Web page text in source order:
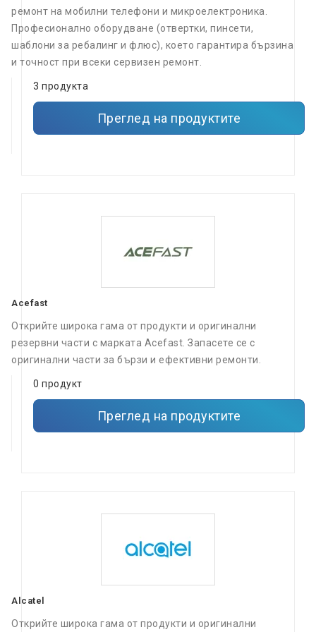
ремонт на мобилни телефони и микроелектроника.
Професионално оборудване (отвертки, пинсети,
шаблони за ребалинг и флюс), което гарантира бързина
и точност при всеки сервизен ремонт.
3 продукта
Преглед на продуктите
Acefast
Открийте широка гама от продукти и оригинални
резервни части с марката Acefast. Запасете се с
оригинални части за бързи и ефективни ремонти.
0 продукт
Преглед на продуктите
Alcatel
Открийте широка гама от продукти и оригинални